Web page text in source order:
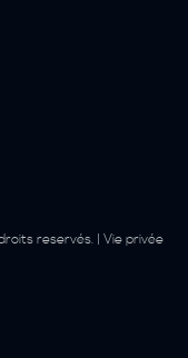
reservés. | Vie privée